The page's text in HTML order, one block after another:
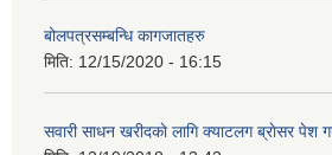
बोलपत्रसम्बन्धि कागजातहरु
मिति: 12/15/2020 - 16:15
सवारी साधन खरीदकाे लागि क्याटलग ब्राेसर पेश